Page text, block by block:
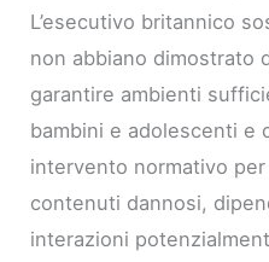
L’esecutivo britannico
non abbiano dimostrato
garantire ambienti
bambini e adolescenti e
intervento normativo per
contenuti dannosi,
interazioni